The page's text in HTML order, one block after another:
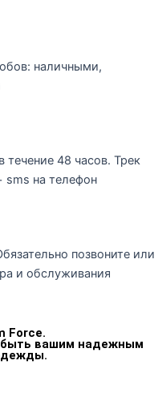
наличными,
течение 48 часов. Трек
sms на телефон
позвоните или
и обслуживания
Force.
вашим надежным